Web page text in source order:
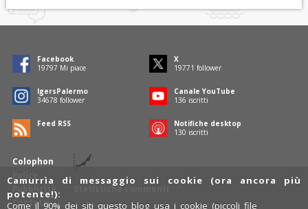
Colophon
Policy
Pubblicità
Contatti
Statistiche commenti
Facebook
19797 Mi piace
X
19771 follower
IgersPalermo
34678 follower
Canale YouTube
136 iscritti
Feed RSS
Notifiche desktop
130 iscritti
Camurrìa di messaggio sui cookie (ora ancora più
potente!):
Come il 90% dei siti questo blog usa i cookie (piccoli file